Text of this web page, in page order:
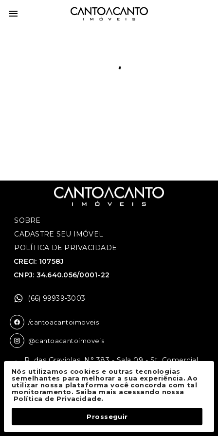
SOBRE
CADASTRE SEU IMÓVEL
POLÍTICA DE PRIVACIDADE
CRECI: 10758J
CNPJ: 34.640.056/0001-22
(66) 99939-3003
/cantoacantoimoveis
@cantoacantoimoveis
R. das Graviolas, N° 383 - Sala 09 - St. Comercial,
Sinop - MT, 78550-136
Canto a Canto Imóveis© 2026.
Todos os direitos reservados.
Nós utilizamos cookies e outras tecnologias
semelhantes para melhorar a sua experiência. Ao
utilizar nossa plataforma você concorda com tal
monitoramento. Saiba mais acessando nossa
Política de Privacidade.
Prosseguir